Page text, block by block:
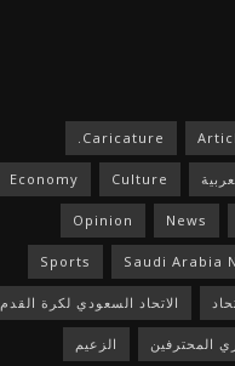
Caricature.
Culture
Economy
News
Opinion
Saudi Arabia
Sports
الاتحاد السعودي لكرة القدم
المحترفين الزعيم